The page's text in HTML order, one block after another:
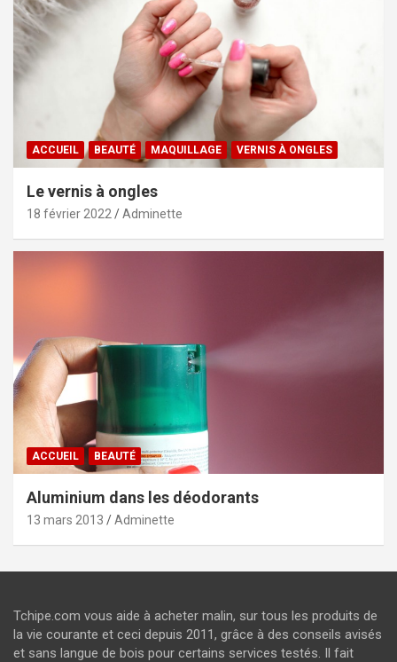
ACCUEIL BEAUTÉ MAQUILLAGE VERNIS À ONGLES
Le vernis à ongles
18 février 2022 Adminette
ACCUEIL BEAUTÉ
Aluminium dans les déodorants
13 mars 2013 Adminette
Tchipe.com vous aide à acheter malin, sur tous les produits de
la vie courante et ceci depuis 2011, grâce à des conseils avisés
et sans langue de bois pour certains services testés. Il fait